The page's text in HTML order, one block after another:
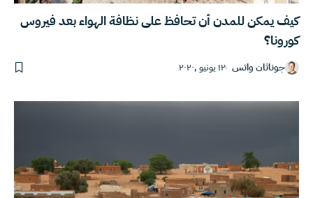
كيف يمكن للمدن أن تحافظ على نظافة الهواء بعد فيروس
كورونا؟
جوناثان واتس ١٢ يونيو ,٢٠٢٠